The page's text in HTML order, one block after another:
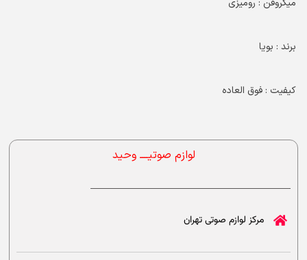
برند : بویا
کیفیت : فوق العاده
لوازم صوتیــــ وحید
مرکز لوازم صوتی تهران